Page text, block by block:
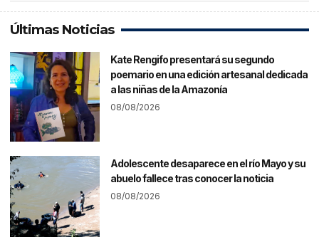
Últimas Noticias
Kate Rengifo presentará su segundo
poemario en una edición artesanal dedicada
a las niñas de la Amazonía
08/08/2026
Adolescente desaparece en el río Mayo y su
abuelo fallece tras conocer la noticia
08/08/2026